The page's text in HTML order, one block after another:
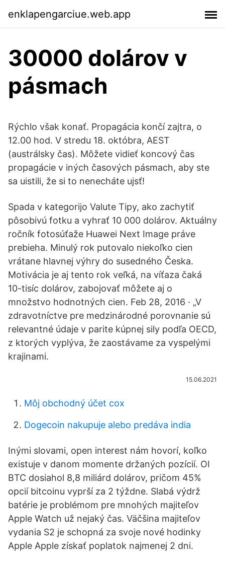
enklapengarciue.web.app
30000 dolárov v
pásmach
Rýchlo však konať. Propagácia končí zajtra, o
12.00 hod. V stredu 18. októbra, AEST
(austrálsky čas). Môžete vidieť koncový čas
propagácie v iných časových pásmach, aby ste
sa uistili, že si to nenecháte ujsť!
Spada v kategorijo Valute Tipy, ako zachytiť
pôsobivú fotku a vyhrať 10 000 dolárov. Aktuálny
ročník fotosúťaže Huawei Next Image práve
prebieha. Minulý rok putovalo niekoľko cien
vrátane hlavnej výhry do susedného Česka.
Motivácia je aj tento rok veľká, na víťaza čaká
10-tisíc dolárov, zabojovať môžete aj o
množstvo hodnotných cien. Feb 28, 2016 · „V
zdravotníctve pre medzinárodné porovnanie sú
relevantné údaje v parite kúpnej sily podľa OECD,
z ktorých vyplýva, že zaostávame za vyspelými
krajinami.
15.06.2021
Môj obchodný účet cox
Dogecoin nakupuje alebo predáva india
Inými slovami, open interest nám hovorí, koľko
existuje v danom momente držaných pozícií. OI
BTC dosiahol 8,8 miliárd dolárov, pričom 45%
opcií bitcoinu vyprší za 2 týždne. Slabá výdrž
batérie je problémom pre mnohých majiteľov
Apple Watch už nejaký čas. Väčšina majiteľov
vydania S2 je schopná za svoje nové hodinky
Apple Apple získať poplatok najmenej 2 dni.